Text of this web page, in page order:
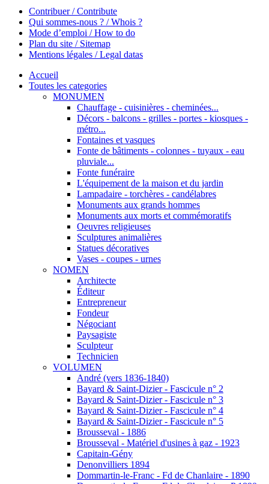
Contribuer / Contribute
Qui sommes-nous ? / Whois ?
Mode d’emploi / How to do
Plan du site / Sitemap
Mentions légales / Legal datas
Accueil
Toutes les categories
MONUMEN
Chauffage - cuisinières - cheminées...
Décors - balcons - grilles - portes - kiosques -
métro...
Fontaines et vasques
Fonte de bâtiments - colonnes - tuyaux - eau
pluviale...
Fonte funéraire
L'équipement de la maison et du jardin
Lampadaire - torchères - candélabres
Monuments aux grands hommes
Monuments aux morts et commémoratifs
Oeuvres religieuses
Sculptures animalières
Statues décoratives
Vases - coupes - urnes
NOMEN
Architecte
Éditeur
Entrepreneur
Fondeur
Négociant
Paysagiste
Sculpteur
Technicien
VOLUMEN
André (vers 1836-1840)
Bayard & Saint-Dizier - Fascicule n° 2
Bayard & Saint-Dizier - Fascicule n° 3
Bayard & Saint-Dizier - Fascicule n° 4
Bayard & Saint-Dizier - Fascicule n° 5
Brousseval - 1886
Brousseval - Matériel d'usines à gaz - 1923
Capitain-Gény
Denonvilliers 1894
Dommartin-le-Franc - Fd de Chanlaire - 1890